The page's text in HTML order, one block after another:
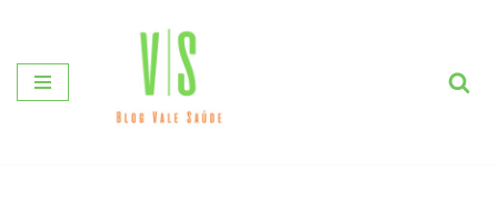
Pular
para